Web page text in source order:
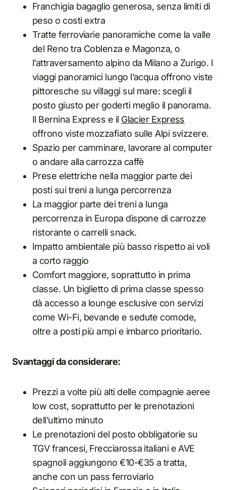
Franchigia bagaglio generosa, senza limiti di
peso o costi extra
Tratte ferroviarie panoramiche come la valle
del Reno tra Coblenza e Magonza, o
l’attraversamento alpino da Milano a Zurigo. I
viaggi panoramici lungo l’acqua offrono viste
pittoresche su villaggi sul mare: scegli il
posto giusto per goderti meglio il panorama.
Il Bernina Express e il Glacier Express
offrono viste mozzafiato sulle Alpi svizzere.
Spazio per camminare, lavorare al computer
o andare alla carrozza caffè
Prese elettriche nella maggior parte dei
posti sui treni a lunga percorrenza
La maggior parte dei treni a lunga
percorrenza in Europa dispone di carrozze
ristorante o carrelli snack.
Impatto ambientale più basso rispetto ai voli
a corto raggio
Comfort maggiore, soprattutto in prima
classe. Un biglietto di prima classe spesso
dà accesso a lounge esclusive con servizi
come Wi-Fi, bevande e sedute comode,
oltre a posti più ampi e imbarco prioritario.
Svantaggi da considerare:
Prezzi a volte più alti delle compagnie aeree
low cost, soprattutto per le prenotazioni
dell’ultimo minuto
Le prenotazioni del posto obbligatorie su
TGV francesi, Frecciarossa italiani e AVE
spagnoli aggiungono €10-€35 a tratta,
anche con un pass ferroviario